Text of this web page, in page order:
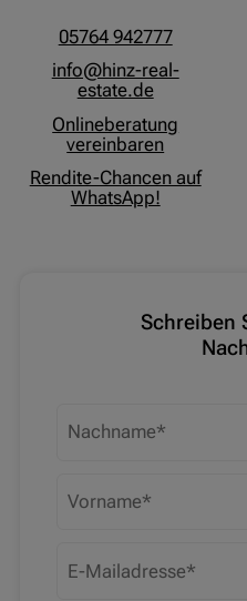
05764 942777
info@hinz-real-
estate.de
Onlineberatung
vereinbaren
Rendite-Chancen auf
WhatsApp!
Schreiben